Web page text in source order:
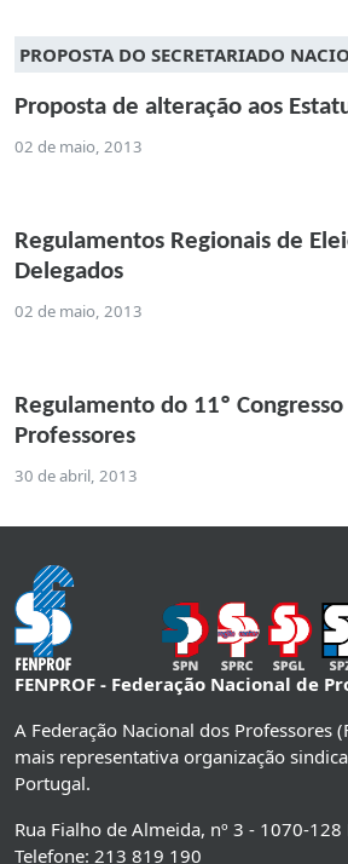
PROPOSTA DO SECRETARIADO
Proposta de alteração aos
02 de maio, 2013
Regulamentos Regionais de
Delegados
02 de maio, 2013
Regulamento do 11º
Professores
30 de abril, 2013
FENPROF - Federação Nacional de
A Federação Nacional dos Professores
mais representativa organização
Portugal.
Rua Fialho de Almeida, nº 3 - 1070-128
Telefone: 213 819 190